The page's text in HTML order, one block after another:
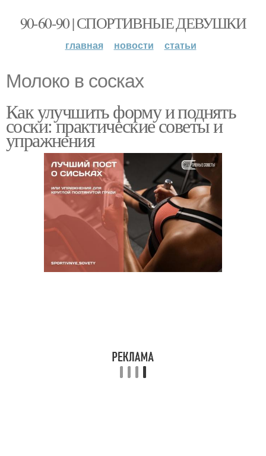
90-60-90 | СПОРТИВНЫЕ ДЕВУШКИ
главная новости статьи
Молоко в сосках
Как улучшить форму и поднять
соски: практические советы и
упражнения